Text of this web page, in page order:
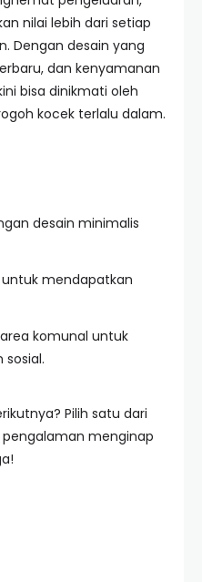
nilai lebih dari setiap
Dengan desain yang
dan kenyamanan
bisa dinikmati oleh
kocek terlalu dalam.
desain minimalis
mendapatkan
komunal untuk
Pilih satu dari
menginap